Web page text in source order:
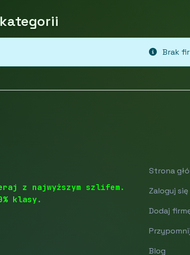
Brak
z najwyższym szlifem.
klasy.
Strona
Zaloguj się
Dodaj
Blog